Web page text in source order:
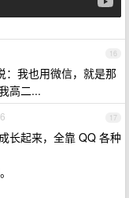
16
：我也用微信，就是那
高二...
17
6
长起来，全靠 QQ 各种